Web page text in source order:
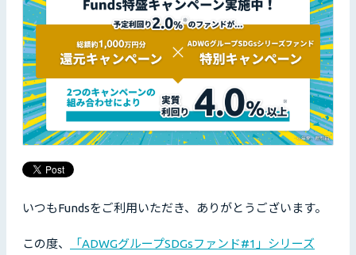
いつもFundsをご利用いただき、ありがとうございます。
この度、
「ADWGグループSDGsファンド#1」シリーズ